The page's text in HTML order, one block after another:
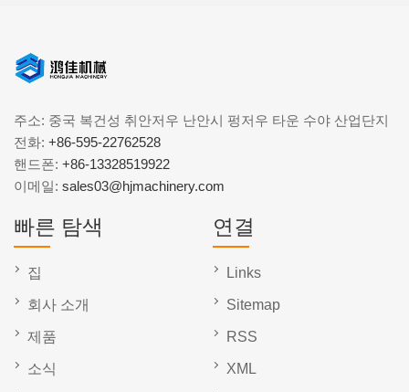
주소: 중국 복건성 취안저우 난안시 펑저우 타운 수야 산업단지
전화: +86-595-22762528
핸드폰: +86-13328519922
이메일: sales03@hjmachinery.com
빠른 탐색
집
회사 소개
제품
소식
연결
Links
Sitemap
RSS
XML